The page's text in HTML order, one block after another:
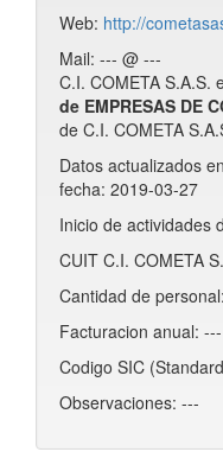
Web: http://
Mail: --- @ ---
C.I. COMETA S.A.S.
de EMPRESAS DE
de C.I. COMETA
Datos actualizados
fecha: 2019-03-27
Inicio de actividades
CUIT C.I. COMETA
Cantidad de
Facturacion anual: ---
Codigo SIC
Observaciones: ---